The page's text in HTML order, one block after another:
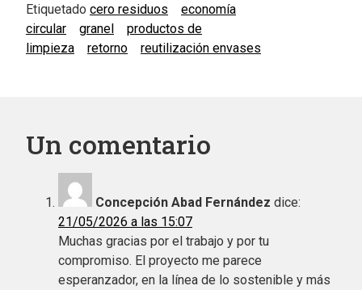
Etiquetado cero residuos
economía
circular
granel
productos de
limpieza
retorno reutilización envases
Un comentario
Concepción Abad Fernández dice:
21/05/2026 a las 15:07
Muchas gracias por el trabajo y por tu
compromiso. El proyecto me parece
esperanzador, en la línea de lo sostenible y más